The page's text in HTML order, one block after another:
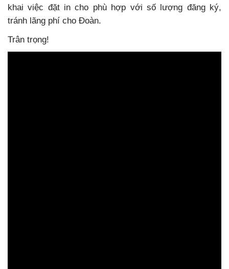
khai việc đặt in cho phù hợp với số lượng đăng ký,
tránh lãng phí cho Đoàn.
Trân trọng!